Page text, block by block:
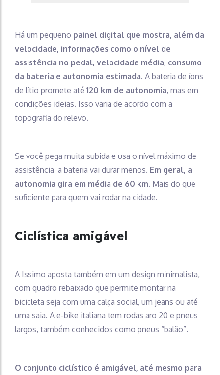
Há um pequeno painel digital que mostra, além da
velocidade, informações como o nível de
assistência no pedal, velocidade média, consumo
da bateria e autonomia estimada. A bateria de íons
de lítio promete até 120 km de autonomia, mas em
condições ideias. Isso varia de acordo com a
topografia do relevo.
Se você pega muita subida e usa o nível máximo de
assistência, a bateria vai durar menos. Em geral, a
autonomia gira em média de 60 km. Mais do que
suficiente para quem vai rodar na cidade.
Ciclística amigável
A Issimo aposta também em um design minimalista,
com quadro rebaixado que permite montar na
bicicleta seja com uma calça social, um jeans ou até
uma saia. A e-bike italiana tem rodas aro 20 e pneus
largos, também conhecidos como pneus “balão”.
O conjunto ciclístico é amigável, até mesmo para